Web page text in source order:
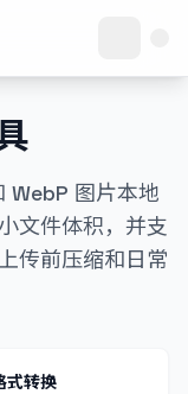
WebP 图片本地
文件体积，并支
传前压缩和日常
式转换